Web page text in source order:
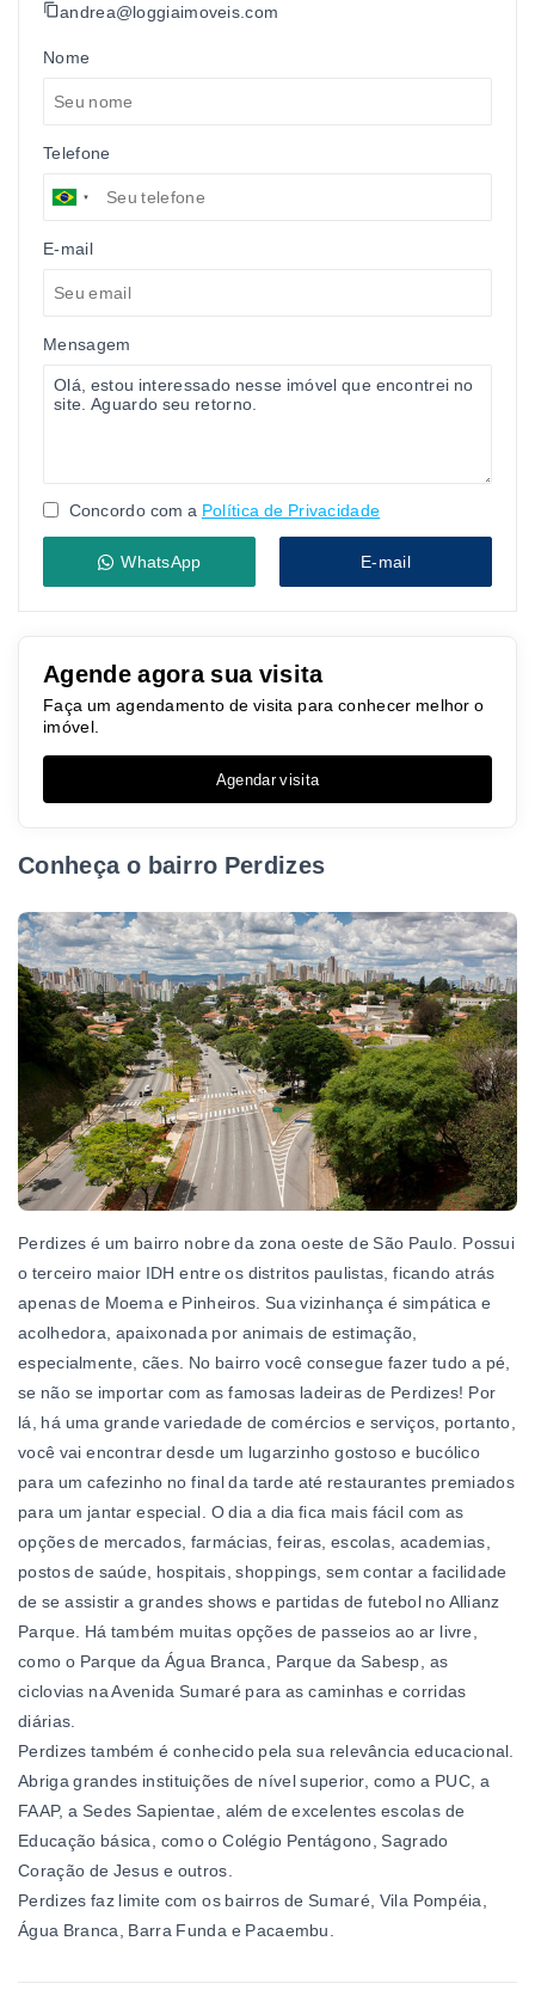
andrea@loggiaimoveis.com
Nome
Telefone
E-mail
Mensagem
Concordo com a Política de Privacidade
WhatsApp E-mail
Agende agora sua visita
Faça um agendamento de visita para conhecer melhor o
imóvel.
Agendar visita
Conheça o bairro Perdizes
Perdizes é um bairro nobre da zona oeste de São Paulo. Possui
o terceiro maior IDH entre os distritos paulistas, ficando atrás
apenas de Moema e Pinheiros. Sua vizinhança é simpática e
acolhedora, apaixonada por animais de estimação,
especialmente, cães. No bairro você consegue fazer tudo a pé,
se não se importar com as famosas ladeiras de Perdizes! Por
lá, há uma grande variedade de comércios e serviços, portanto,
você vai encontrar desde um lugarzinho gostoso e bucólico
para um cafezinho no final da tarde até restaurantes premiados
para um jantar especial. O dia a dia fica mais fácil com as
opções de mercados, farmácias, feiras, escolas, academias,
postos de saúde, hospitais, shoppings, sem contar a facilidade
de se assistir a grandes shows e partidas de futebol no Allianz
Parque. Há também muitas opções de passeios ao ar livre,
como o Parque da Água Branca, Parque da Sabesp, as
ciclovias na Avenida Sumaré para as caminhas e corridas
diárias.
Perdizes também é conhecido pela sua relevância educacional.
Abriga grandes instituições de nível superior, como a PUC, a
FAAP, a Sedes Sapientae, além de excelentes escolas de
Educação básica, como o Colégio Pentágono, Sagrado
Coração de Jesus e outros.
Perdizes faz limite com os bairros de Sumaré, Vila Pompéia,
Água Branca, Barra Funda e Pacaembu.